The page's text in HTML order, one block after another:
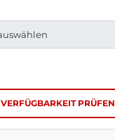
VERFÜGBARKEIT PRÜFEN